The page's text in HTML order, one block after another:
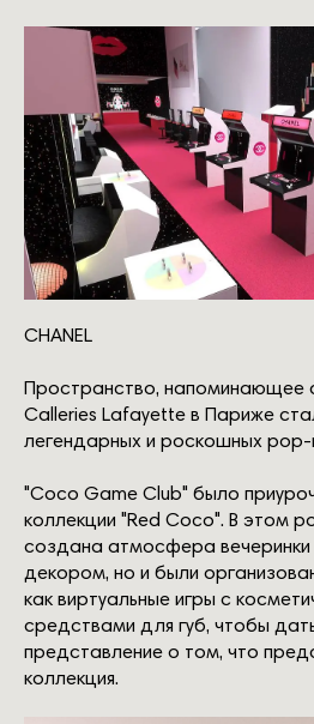
CHANEL
Пространство, напоминающее
Calleries Lafayette в Париже
легендарных и роскошных рор-
"Coco Game Club" было
коллекции "Red Coco". В этом
создана атмосфера вечеринки
декором, но и были
как виртуальные игры с
средствами для губ, чтобы
представление о том, что
коллекция.